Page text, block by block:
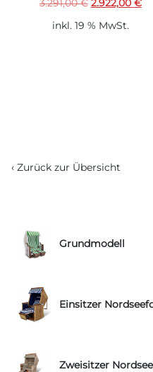
3.291,00€
war:
2.922,00 €
inkl. 19 % MwSt.
‹ Zurück zur Übersicht
Grundmodell
Einsitzer
Zweisitzer